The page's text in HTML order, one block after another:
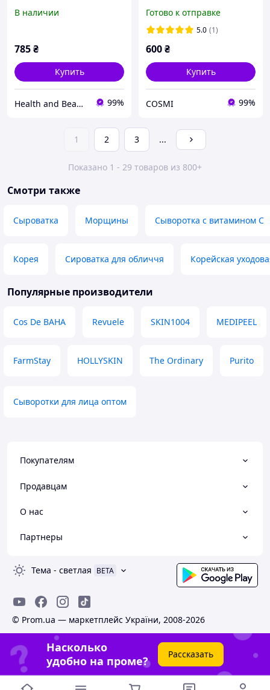
Collagen Lifting Ampoule
В наличии
785₴
Купить
Health and Beauty 99%
Peel Red Lacto Collagen
Ampoule
Готово к отправке
5.0 (1)
600₴
Купить
COSMI 99%
1 2 3 ...
Показано 1 - 29 товаров из 800+
Смотри также
Сыроватка Морщины Сыворотка с витамином С
Корея Сироватка для обличчя Корейская
Популярные производители
Cos De BAHA Revuele SKIN1004 MEDIPEEL
FarmStay HOLLYSKIN The Ordinary Purito
Сыворотки для лица оптом
Покупателям
Продавцам
О нас
Партнеры
Тема - светлая BETA
© Prom.ua — маркетплейс України, 2008-2026
Насколько
удобно на проме?
Рассказать